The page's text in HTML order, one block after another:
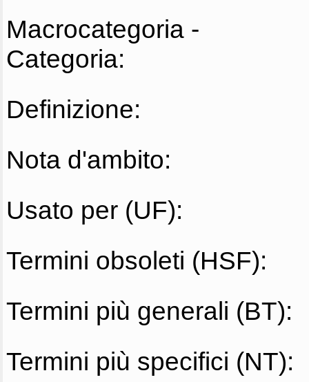
Macrocategoria -
Categoria:
Definizione:
Nota d'ambito:
Usato per (UF):
Termini obsoleti (HSF):
Termini più generali (BT):
Termini più specifici (NT):